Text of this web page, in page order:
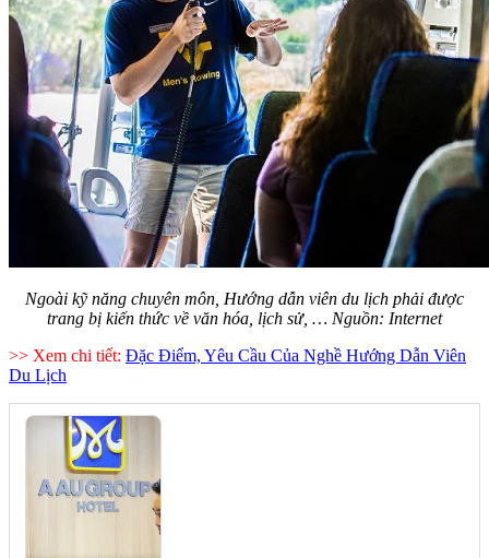
Ngoài kỹ năng chuyên môn, Hướng dẫn viên du lịch phải được
trang bị kiến thức về văn hóa, lịch sử, … Nguồn: Internet
>> Xem chi tiết: Đặc Điểm, Yêu Cầu Của Nghề Hướng Dẫn Viên
Du Lịch